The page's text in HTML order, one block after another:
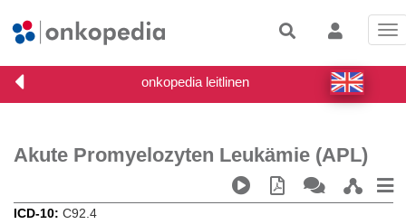
Akute Promyelozyten Leukämie (APL)
ICD-10 C92.4